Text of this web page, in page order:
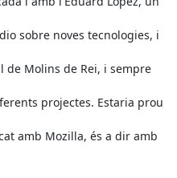
sobre noves tecnologies, i
Molins de Rei, i sempre
projectes. Estaria prou
amb Mozilla, és a dir amb